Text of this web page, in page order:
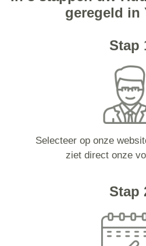
geregeld in
Stap
Selecteer op onze
ziet direct onze
Stap